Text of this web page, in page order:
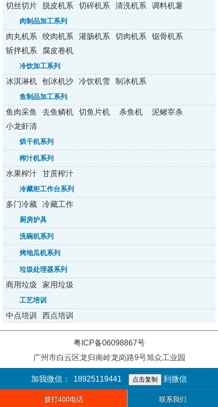
切丝切片
切丁机
脱皮机系
列
切碎机系
清洗机系
调料机薯
肉制品加工系列
肉丸机系
列
绞肉机系
列
灌肠机系
切肉机系
锯骨机系
斩拌机系
列
腐皮卷机
冷饮加工系列
冰淇淋机
系列
刨冰机沙
冰机
冷饮机雪
制冰机系
鱼制品加工系列
鱼肉采鱼
机
去鱼鳞机 切鱼片机 杀鱼机
泥鳅宰杀
小龙虾清
洗机
烘干机系列
榨汁机系列
水果榨汁
机系列
甘蔗榨汁
机系列
冷藏柜工作台系列
多门冷藏
柜系列
冷藏工作
厨房炉具
洗碗机系列
烤地瓜机系列
垃圾处理器系列
商用垃圾
处理器
家用垃圾
处理器
工艺培训
中点培训 西点培训
粤ICP备06098867号
广州市白云区龙归南岭龙岗路9号旭众工业园
加我微信： 18925119441 点击复制 到微信
拨打400电话 联系我们